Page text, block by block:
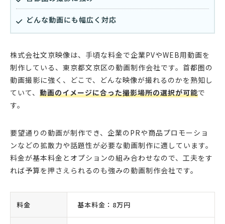
どんな動画にも幅広く対応
株式会社文京映像は、手頃な料金で企業PVやWEB用動画を
制作している、東京都文京区の動画制作会社です。首都圏の
動画撮影に強く、どこで、どんな映像が撮れるのかを熟知し
ていて、 動画のイメージに合った撮影場所の選択が可能で
す。
要望通りの動画が制作でき、企業のPRや商品プロモーショ
ンなどの拡散力や話題性が必要な動画制作に適しています。
料金が基本料金とオプションの組み合わせなので、工夫をす
れば予算を押さえられるのも強みの動画制作会社です。
料金 基本料金：8万円